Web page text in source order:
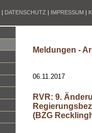
| DATENSCHUTZ | IMPRESSUM |
Meldungen -
06.11.2017
RVR: 9.
(BZG